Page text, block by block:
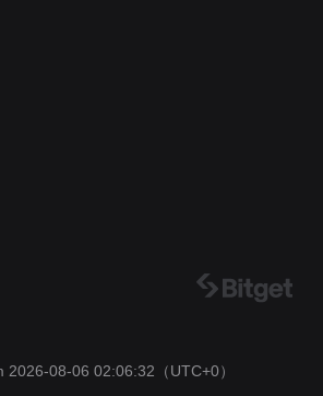
2026-08-06 02:06:32 （UTC+0）